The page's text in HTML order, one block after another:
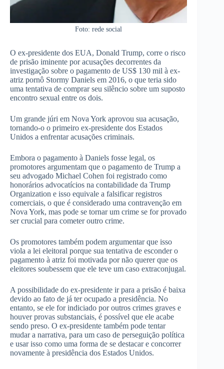
Foto: rede social
O ex-presidente dos EUA, Donald Trump, corre o risco
de prisão iminente por acusações decorrentes da
investigação sobre o pagamento de US$ 130 mil à ex-
atriz pornô Stormy Daniels em 2016, o que teria sido
uma tentativa de comprar seu silêncio sobre um suposto
encontro sexual entre os dois.
Um grande júri em Nova York aprovou sua acusação,
tornando-o o primeiro ex-presidente dos Estados
Unidos a enfrentar acusações criminais.
Embora o pagamento à Daniels fosse legal, os
promotores argumentam que o pagamento de Trump a
seu advogado Michael Cohen foi registrado como
honorários advocatícios na contabilidade da Trump
Organization e isso equivale a falsificar registros
comerciais, o que é considerado uma contravenção em
Nova York, mas pode se tornar um crime se for provado
ser crucial para cometer outro crime.
Os promotores também podem argumentar que isso
viola a lei eleitoral porque sua tentativa de esconder o
pagamento à atriz foi motivada por não querer que os
eleitores soubessem que ele teve um caso extraconjugal.
A possibilidade do ex-presidente ir para a prisão é baixa
devido ao fato de já ter ocupado a presidência. No
entanto, se ele for indiciado por outros crimes graves e
houver provas substanciais, é possível que ele acabe
sendo preso. O ex-presidente também pode tentar
mudar a narrativa, para um caso de perseguição política
e usar isso como uma forma de se destacar e concorrer
novamente à presidência dos Estados Unidos.